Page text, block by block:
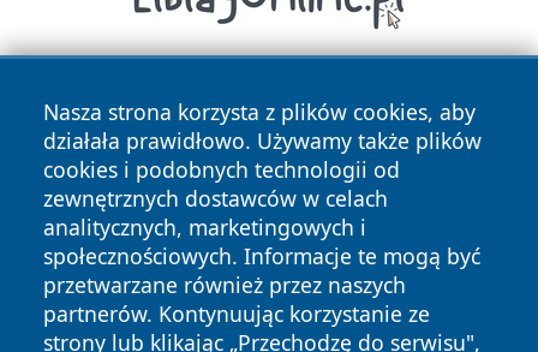
Nasza strona korzysta z plików cookies, aby
działała prawidłowo. Używamy także plików
cookies i podobnych technologii od
zewnętrznych dostawców w celach
analitycznych, marketingowych i
społecznościowych. Informacje te mogą być
przetwarzane również przez naszych
partnerów. Kontynuując korzystanie ze
strony lub klikając „Przechodzę do serwisu",
Copyright © 2026 halotorun.pl Wszystkie prawa zastrzeżone.
News Autorzy
Polityka
Prywatności
Polityka
Cookies